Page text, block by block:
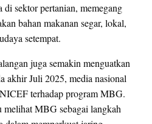
sektor pertanian, memegang
bahan makanan segar, lokal,
setempat.
juga semakin menguatkan
akhir Juli 2025, media nasional
terhadap program MBG.
melihat MBG sebagai langkah